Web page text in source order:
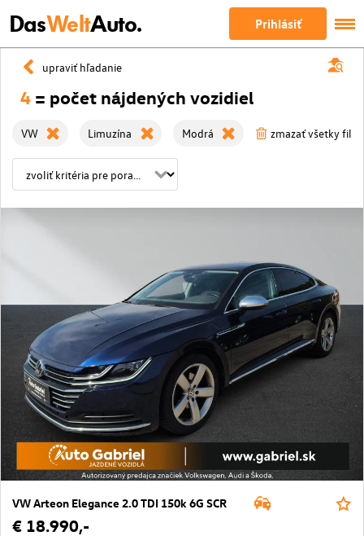
DasWeltAuto. Prihlásiť
upraviť hľadanie
4 = počet nájdených vozidiel
VW Limuzína Modrá zmazať všetky
VW Arteon Elegance 2.0 TDI 150k 6G SCR
€ 18.990,-